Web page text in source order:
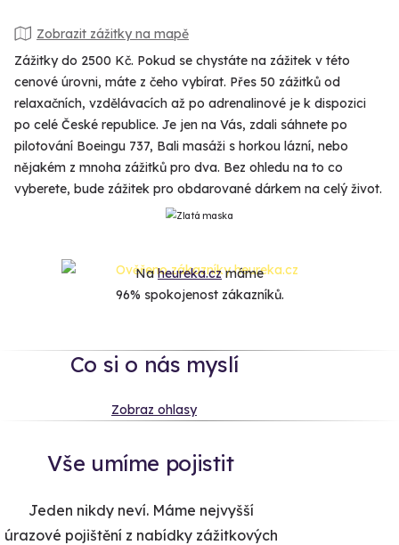
Zobrazit zážitky na mapě
Zážitky do 2500 Kč. Pokud se chystáte na zážitek v této
cenové úrovni, máte z čeho vybírat. Přes 50 zážitků od
relaxačních, vzdělávacích až po adrenalinové je k dispozici
po celé České republice. Je jen na Vás, zdali sáhnete po
pilotování Boeingu 737, Bali masáži s horkou lázní, nebo
nějakém z mnoha zážitků pro dva. Bez ohledu na to co
vyberete, bude zážitek pro obdarované dárkem na celý život.
Naheureka.czmáme
96% spokojenost zákazníků.
Co si o nás myslí
Zobraz ohlasy
Vše umíme pojistit
Jeden nikdy neví. Máme nejvyšší
úrazové pojištění z nabídky zážitkových